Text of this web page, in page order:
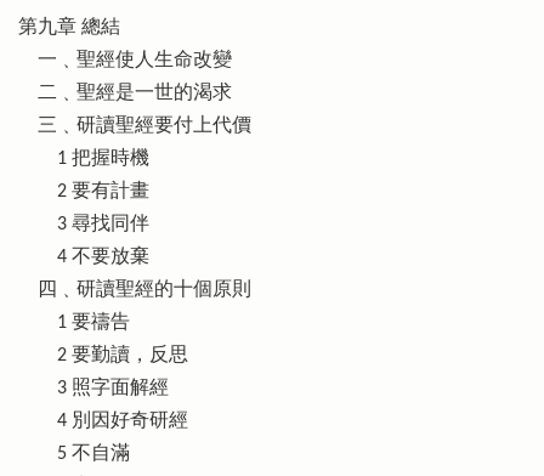
第九章 總結
一﹑聖經使人生命改變
二﹑聖經是一世的渴求
三﹑研讀聖經要付上代價
1 把握時機
2 要有計畫
3 尋找同伴
4 不要放棄
四﹑研讀聖經的十個原則
1 要禱告
2 要勤讀，反思
3 照字面解經
4 別因好奇研經
5 不自滿